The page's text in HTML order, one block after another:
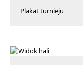
Plakat turnieju